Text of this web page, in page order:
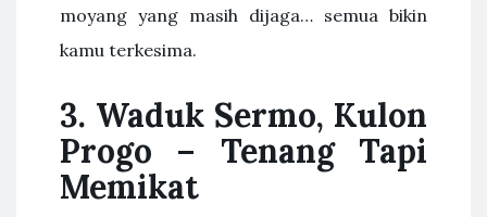
moyang yang masih dijaga… semua bikin
kamu terkesima.
3. Waduk Sermo, Kulon
Progo – Tenang Tapi
Memikat